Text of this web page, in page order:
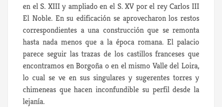
en el S. XIII y ampliado en el S. XV por el rey Carlos III
El Noble. En su edificación se aprovecharon los restos
correspondientes a una construcción que se remonta
hasta nada menos que a la época romana. El palacio
parece seguir las trazas de los castillos franceses que
encontramos en Borgoña o en el mismo Valle del Loira,
lo cual se ve en sus singulares y sugerentes torres y
chimeneas que hacen inconfundible su perfil desde la
lejanía.